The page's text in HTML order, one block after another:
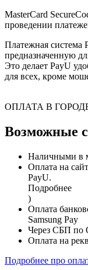
MasterCard
проведении
Платежная система
предназначенную
Это делает PayU
для всех, кроме
ОПЛАТА В
Возможные
Наличными в
Оплата на
PayU.
Подробнее
)
Оплата
Samsung Pay
Через СБП по
Оплата на
Подробнее про